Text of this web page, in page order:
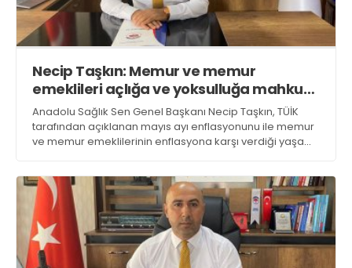
Necip Taşkın: Memur ve memur
emeklileri açlığa ve yoksulluğa mahkum
ediliyor
Anadolu Sağlık Sen Genel Başkanı Necip Taşkın, TÜİK
tarafından açıklanan mayıs ayı enflasyonunu ile memur
ve memur emeklilerinin enflasyona karşı verdiği yaşam